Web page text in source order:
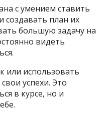
с умением ставить
создавать план их
большую задачу на
видеть
или использовать
успехи. Это
в курсе, но и